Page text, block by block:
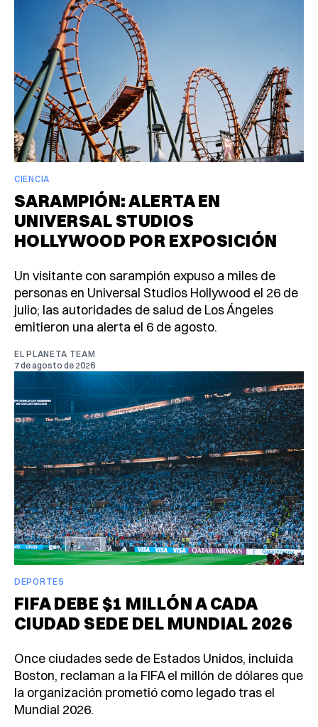
CIENCIA
SARAMPIÓN: ALERTA EN
UNIVERSAL STUDIOS
HOLLYWOOD POR EXPOSICIÓN
Un visitante con sarampión expuso a miles de
personas en Universal Studios Hollywood el 26 de
julio; las autoridades de salud de Los Ángeles
emitieron una alerta el 6 de agosto.
EL PLANETA TEAM
7 de agosto de 2026
DEPORTES
FIFA DEBE $1 MILLÓN A CADA
CIUDAD SEDE DEL MUNDIAL 2026
Once ciudades sede de Estados Unidos, incluida
Boston, reclaman a la FIFA el millón de dólares que
la organización prometió como legado tras el
Mundial 2026.